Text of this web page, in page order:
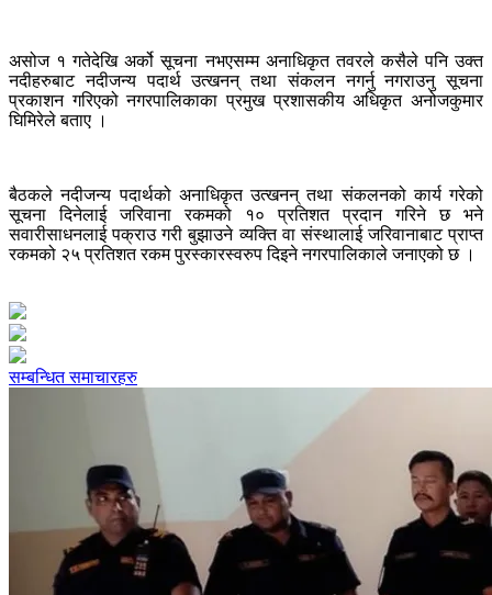
असोज १ गतेदेखि अर्को सूचना नभएसम्म अनाधिकृत तवरले कसैले पनि उक्त
नदीहरुबाट नदीजन्य पदार्थ उत्खनन् तथा संकलन नगर्नु नगराउनु सूचना
प्रकाशन गरिएको नगरपालिकाका प्रमुख प्रशासकीय अधिकृत अनोजकुमार
घिमिरेले बताए ।
बैठकले नदीजन्य पदार्थको अनाधिकृत उत्खनन् तथा संकलनको कार्य गरेको
सूचना दिनेलाई जरिवाना रकमको १० प्रतिशत प्रदान गरिने छ भने
सवारीसाधनलाई पक्राउ गरी बुझाउने व्यक्ति वा संस्थालाई जरिवानाबाट प्राप्त
रकमको २५ प्रतिशत रकम पुरस्कारस्वरुप दिइने नगरपालिकाले जनाएको छ ।
सम्बन्धित समाचारहरु